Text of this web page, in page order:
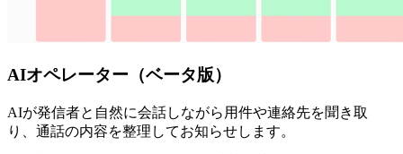
AIオペレーター（ベータ版）
AIが発信者と自然に会話しながら用件や連絡先を聞き取
り、通話の内容を整理してお知らせします。